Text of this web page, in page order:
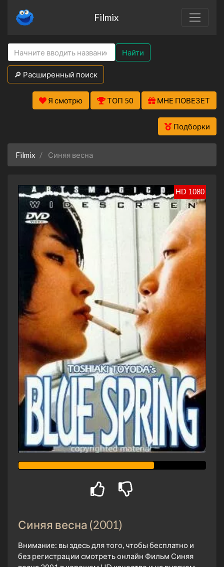
Filmix
Найти
🔎 Расширенный поиск
Я смотрю ТОП 50 МНЕ ПОВЕЗЕТ
Подборки
Filmix Синяя весна
HD 1080
Синяя весна (2001)
Внимание: вы здесь для того, чтобы бесплатно и
без регистрации смотреть онлайн Фильм Синяя